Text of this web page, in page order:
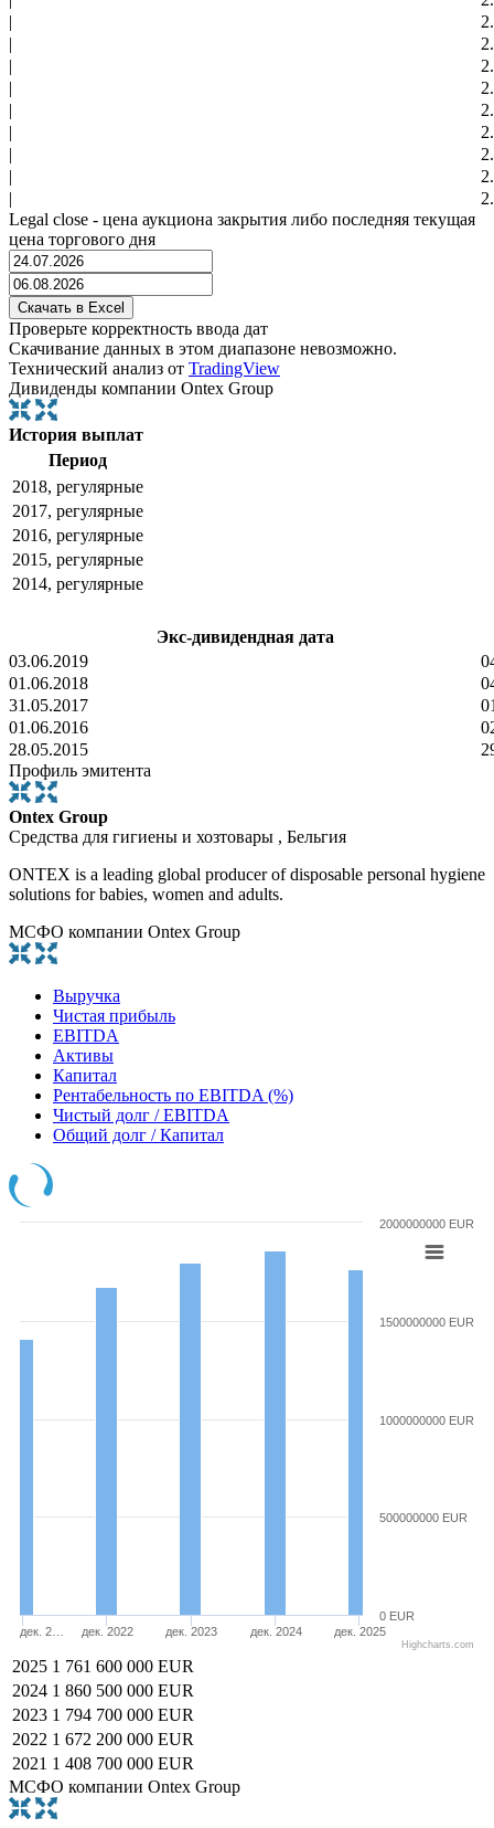
|
|
|
|
|
|
|
|
|
Legal close - цена аукциона закрытия либо последняя текущая
цена торгового дня
Проверьте корректность ввода дат
Скачивание данных в этом диапазоне невозможно.
Технический анализ от TradingView
Дивиденды компании Ontex Group
История выплат
Период
2018, регулярные
2017, регулярные
2016, регулярные
2015, регулярные
2014, регулярные
Экс-дивидендная дата
03.06.2019
01.06.2018
31.05.2017
01.06.2016
28.05.2015
Профиль эмитента
Ontex Group
Средства для гигиены и хозтовары , Бельгия
ONTEX is a leading global producer of disposable personal hygiene
solutions for babies, women and adults.
МСФО компании Ontex Group
Выручка
Чистая прибыль
EBITDA
Активы
Капитал
Рентабельность по EBITDA (%)
Чистый долг / EBITDA
Общий долг / Капитал
дек. 2… дек. 2022 дек. 2023 дек. 2024 дек. 2025
0 EUR
500000000 EUR
1000000000 EUR
1500000000 EUR
2000000000 EUR
Highcharts.com
2025 1 761 600 000 EUR
2024 1 860 500 000 EUR
2023 1 794 700 000 EUR
2022 1 672 200 000 EUR
2021 1 408 700 000 EUR
МСФО компании Ontex Group